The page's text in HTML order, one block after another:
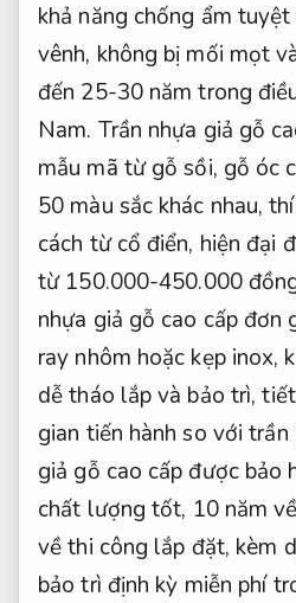
khả năng chống ẩm
vênh, không bị mối mọt
đến 25-30 năm trong
Nam. Trần nhựa giả gỗ
mẫu mã từ gỗ sồi, gỗ óc
50 màu sắc khác nhau,
cách từ cổ điển, hiện đại
từ 150.000-450.000
nhựa giả gỗ cao cấp đơn
ray nhôm hoặc kẹp inox,
dễ tháo lắp và bảo trì,
gian tiến hành so với
giả gỗ cao cấp được bảo
chất lượng tốt, 10 năm
về thi công lắp đặt, kèm
bảo trì định kỳ miễn phí